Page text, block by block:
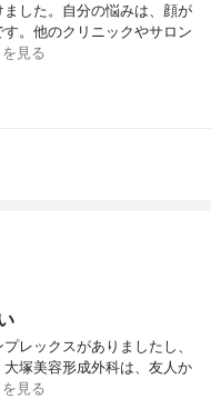
した。自分の悩みは、顔が
。他のクリニックやサロン
見る
レックスがありましたし、
塚美容形成外科は、友人か
見る